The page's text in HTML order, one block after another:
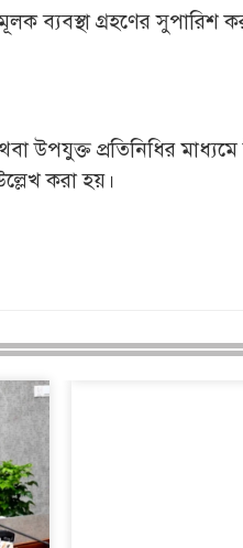
ব্যবস্থা গ্রহণের
উপযুক্ত প্রতিনিধির
করা হয়।